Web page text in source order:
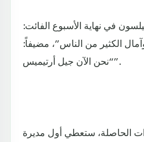
في نهاية الأسبوع الفائت:
الكثير من الناس”، مضيفاً:
“نحن الآن جيل أرتيميس”.
الحاصلة، ستعطي أول مديرة